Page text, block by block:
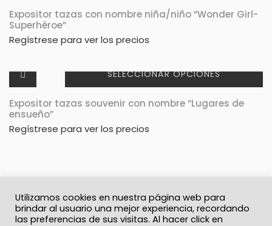
Expositor tazas con nombre niña/niño “Wonder Girl-
Superhéroe”
Regístrese para ver los precios
SELECCIONAR OPCIONES
Expositor tazas souvenir con nombre “Lugares de
ensueño”
Regístrese para ver los precios
Utilizamos cookies en nuestra página web para
brindar al usuario una mejor experiencia, recordando
las preferencias de sus visitas. Al hacer click en